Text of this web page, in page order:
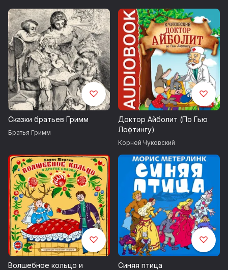
Старый Султан
Шесть лебедей
Золотой ключ
Король Дроздобород
Удачная торговля
Золотая птица
Царица пчел
Волк и человек
Королек и медведь
Одноглазка, Двухглазка и Трехглазка
Сказка о небывалой стране
Спящая красавица
Сказки братьев Гримм
Братья Гримм
Доктор Айболит (По Гью
Лофтингу)
Корней Чуковский
Волшебное кольцо и
Синяя птица